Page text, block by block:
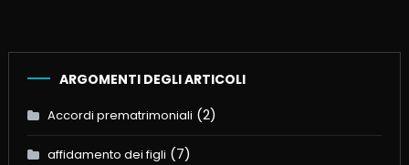
ARGOMENTI DEGLI ARTICOLI
Accordi prematrimoniali (2)
affidamento dei figli (7)